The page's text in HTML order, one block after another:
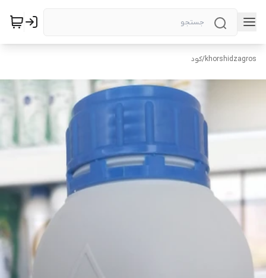
khorshidzagros
/کود